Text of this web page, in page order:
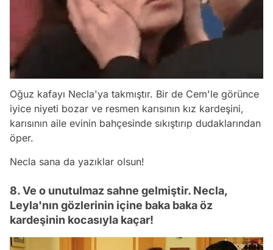
Oğuz kafayı Necla'ya takmıştır. Bir de Cem'le görünce
iyice niyeti bozar ve resmen karısının kız kardeşini,
karısının aile evinin bahçesinde sıkıştırıp dudaklarından
öper.
Necla sana da yazıklar olsun!
8. Ve o unutulmaz sahne gelmiştir. Necla,
Leyla'nın gözlerinin içine baka baka öz
kardeşinin kocasıyla kaçar!